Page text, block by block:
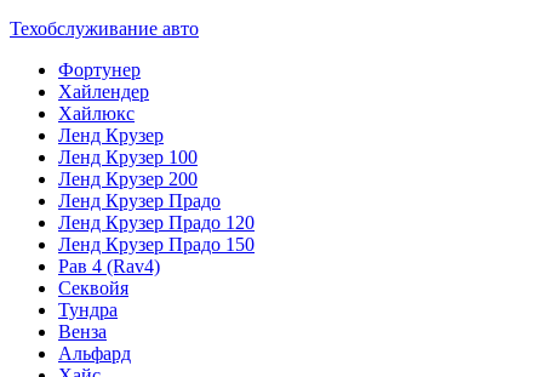
Техобслуживание авто
Фортунер
Хайлендер
Хайлюкс
Ленд Крузер
Ленд Крузер 100
Ленд Крузер 200
Ленд Крузер Прадо
Ленд Крузер Прадо 120
Ленд Крузер Прадо 150
Рав 4 (Rav4)
Секвойя
Тундра
Венза
Альфард